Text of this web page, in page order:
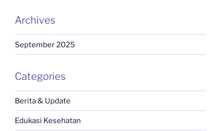
Archives
September 2025
Categories
Berita & Update
Edukasi Kesehatan